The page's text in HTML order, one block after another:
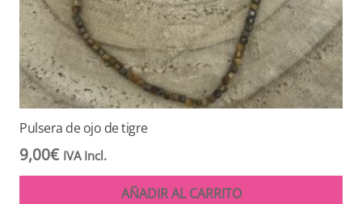
Pulsera de ojo de tigre
9,00€ IVA Incl.
AÑADIR AL CARRITO